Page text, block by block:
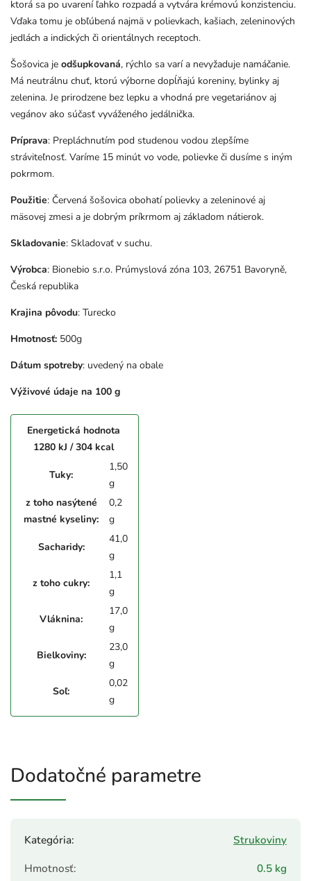
ktorá sa po uvarení ľahko rozpadá a vytvára krémovú konzistenciu.
Vďaka tomu je obľúbená najmä v polievkach, kašiach, zeleninových
jedlách a indických či orientálnych receptoch.
Šošovica je odšupkovaná, rýchlo sa varí a nevyžaduje namáčanie.
Má neutrálnu chuť, ktorú výborne dopĺňajú koreniny, bylinky aj
zelenina. Je prirodzene bez lepku a vhodná pre vegetariánov aj
vegánov ako súčasť vyváženého jedálnička.
Príprava: Prepláchnutím pod studenou vodou zlepšíme
stráviteľnosť. Varíme 15 minút vo vode, polievke či dusíme s iným
pokrmom.
Použitie: Červená šošovica obohatí polievky a zeleninové aj
mäsovej zmesi a je dobrým príkrmom aj základom nátierok.
Skladovanie: Skladovať v suchu.
Výrobca: Bionebio s.r.o. Prúmyslová zóna 103, 26751 Bavoryně,
Česká republika
Krajina pôvodu: Turecko
Hmotnosť: 500g
Dátum spotreby: uvedený na obale
Výživové údaje na 100 g
Energetická hodnota
1280 kJ / 304 kcal
Tuky:
1,50
g
z toho nasýtené
mastné kyseliny:
0,2
g
Sacharidy:
41,0
g
z toho cukry:
1,1
g
Vláknina:
17,0
g
Bielkoviny:
23,0
g
Soľ:
0,02
g
Dodatočné parametre
Kategória:
Strukoviny
Hmotnosť: 0.5 kg